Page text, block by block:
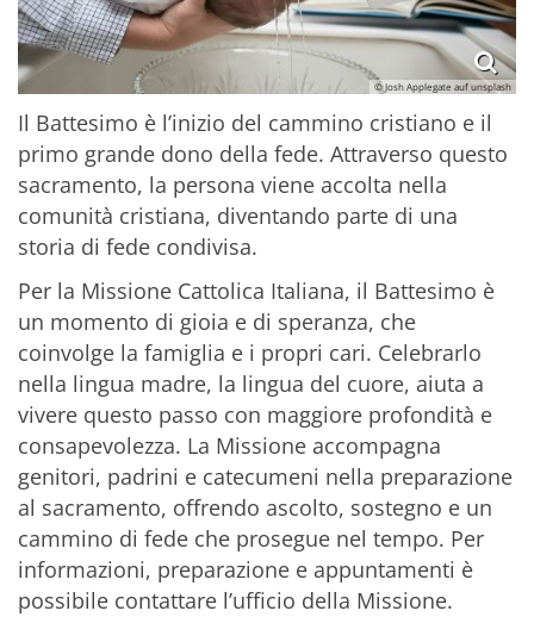
© Josh Applegate auf unsplash
Il Battesimo è l’inizio del cammino cristiano e il
primo grande dono della fede. Attraverso questo
sacramento, la persona viene accolta nella
comunità cristiana, diventando parte di una
storia di fede condivisa.
Per la Missione Cattolica Italiana, il Battesimo è
un momento di gioia e di speranza, che
coinvolge la famiglia e i propri cari. Celebrarlo
nella lingua madre, la lingua del cuore, aiuta a
vivere questo passo con maggiore profondità e
consapevolezza. La Missione accompagna
genitori, padrini e catecumeni nella preparazione
al sacramento, offrendo ascolto, sostegno e un
cammino di fede che prosegue nel tempo. Per
informazioni, preparazione e appuntamenti è
possibile contattare l’ufficio della Missione.